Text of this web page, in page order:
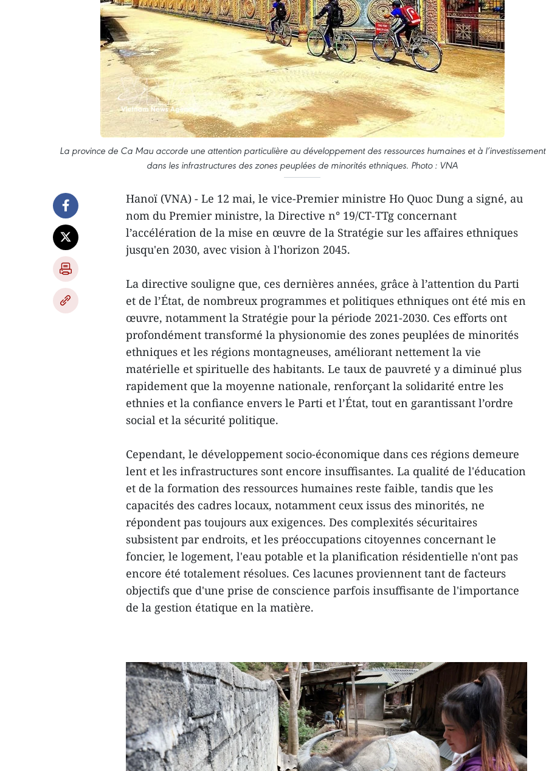
La province de Ca Mau accorde une attention particulière au développement des ressources humaines et à l’investissement
dans les infrastructures des zones peuplées de minorités ethniques. Photo : VNA
Hanoï (VNA) - Le 12 mai, le vice-Premier ministre Ho Quoc Dung a signé, au
nom du Premier ministre, la Directive n° 19/CT-TTg concernant
l’accélération de la mise en œuvre de la Stratégie sur les affaires ethniques
jusqu'en 2030, avec vision à l'horizon 2045.
La directive souligne que, ces dernières années, grâce à l’attention du Parti
et de l’État, de nombreux programmes et politiques ethniques ont été mis en
œuvre, notamment la Stratégie pour la période 2021-2030. Ces efforts ont
profondément transformé la physionomie des zones peuplées de minorités
ethniques et les régions montagneuses, améliorant nettement la vie
matérielle et spirituelle des habitants. Le taux de pauvreté y a diminué plus
rapidement que la moyenne nationale, renforçant la solidarité entre les
ethnies et la confiance envers le Parti et l’État, tout en garantissant l’ordre
social et la sécurité politique.
Cependant, le développement socio-économique dans ces régions demeure
lent et les infrastructures sont encore insuffisantes. La qualité de l'éducation
et de la formation des ressources humaines reste faible, tandis que les
capacités des cadres locaux, notamment ceux issus des minorités, ne
répondent pas toujours aux exigences. Des complexités sécuritaires
subsistent par endroits, et les préoccupations citoyennes concernant le
foncier, le logement, l'eau potable et la planification résidentielle n'ont pas
encore été totalement résolues. Ces lacunes proviennent tant de facteurs
objectifs que d'une prise de conscience parfois insuffisante de l'importance
de la gestion étatique en la matière.